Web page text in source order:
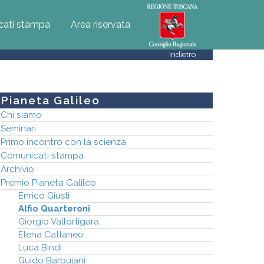
stampa Area riservata
Indietro
Pianeta Galileo
Chi siamo
Seminari
Primo incontro con la scienza
Comunicati stampa
Archivio
Premio Pianeta Galileo
Enrico Giusti
Alfio Quarteroni
Giorgio Vallortigara
Elena Cattaneo
Luca Bindi
Guido Barbujani